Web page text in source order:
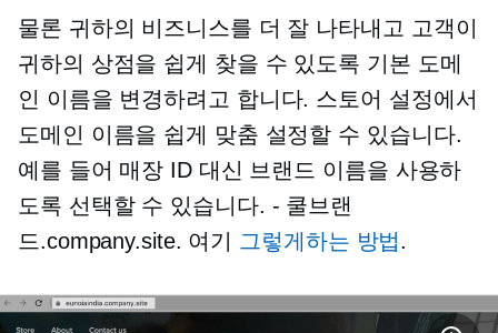
물론 귀하의 비즈니스를 더 잘 나타내고 고객이
귀하의 상점을 쉽게 찾을 수 있도록 기본 도메
인 이름을 변경하려고 합니다. 스토어 설정에서
도메인 이름을 쉽게 맞춤 설정할 수 있습니다.
예를 들어 매장 ID 대신 브랜드 이름을 사용하
도록 선택할 수 있습니다. - 쿨브랜
드.company.site. 여기
그렇게하는 방법.